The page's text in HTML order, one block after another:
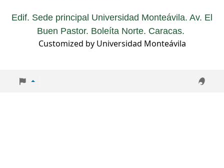
Edif. Sede principal Universidad Monteávila. Av. El
Buen Pastor. Boleíta Norte. Caracas.
Customized by Universidad Monteávila